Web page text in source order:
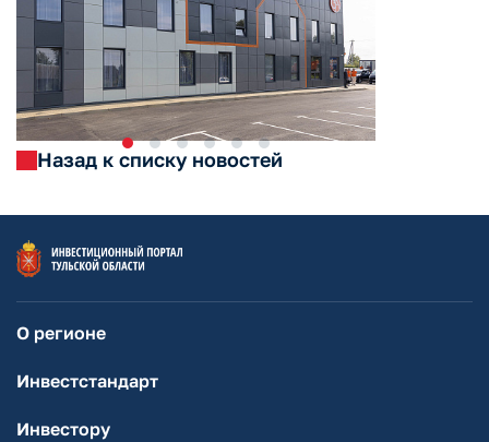
Назад к списку новостей
О регионе
Инвестстандарт
Инвестору